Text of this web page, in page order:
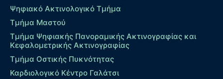
Ψηφιακό Ακτινολογικό Τμήμα
Τμήμα Μαστού
Τμήμα Ψηφιακής Πανοραμικής Ακτινογραφίας και
Κεφαλομετρικής Ακτινογραφίας
Τμήμα Οστικής Πυκνότητας
Καρδιολογικό Κέντρο Γαλάτσι